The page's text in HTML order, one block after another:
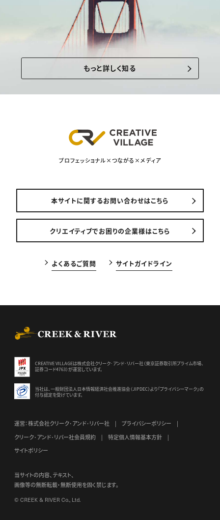
もっと詳しく知る
プロフェッショナル×つながる×メディア
本サイトに関するお問い合わせはこちら
クリエイティブでお困りの企業様はこちら
よくあるご質問 サイトガイドライン
CREATIVE VILLAGEは株式会社クリーク･アンド･リバー社（東京証券取引所プライム市場、
証券コード4763）が運営しています。
当社は、一般財団法人日本情報経済社会推進協会（JIPDEC）より 「プライバシーマーク」の
付与認定を受けています。
運営：株式会社クリーク･アンド･リバー社
プライバシーポリシー
クリーク･アンド･リバー社会員規約
特定個人情報基本方針
サイトポリシー
当サイトの内容、テキスト、
画像等の無断転載・無断使用を固く禁じます。
© CREEK & RIVER Co., Ltd.